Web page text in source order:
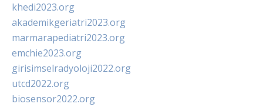
khedi2023.org
akademikgeriatri2023.org
marmarapediatri2023.org
emchie2023.org
girisimselradyoloji2022.org
utcd2022.org
biosensor2022.org